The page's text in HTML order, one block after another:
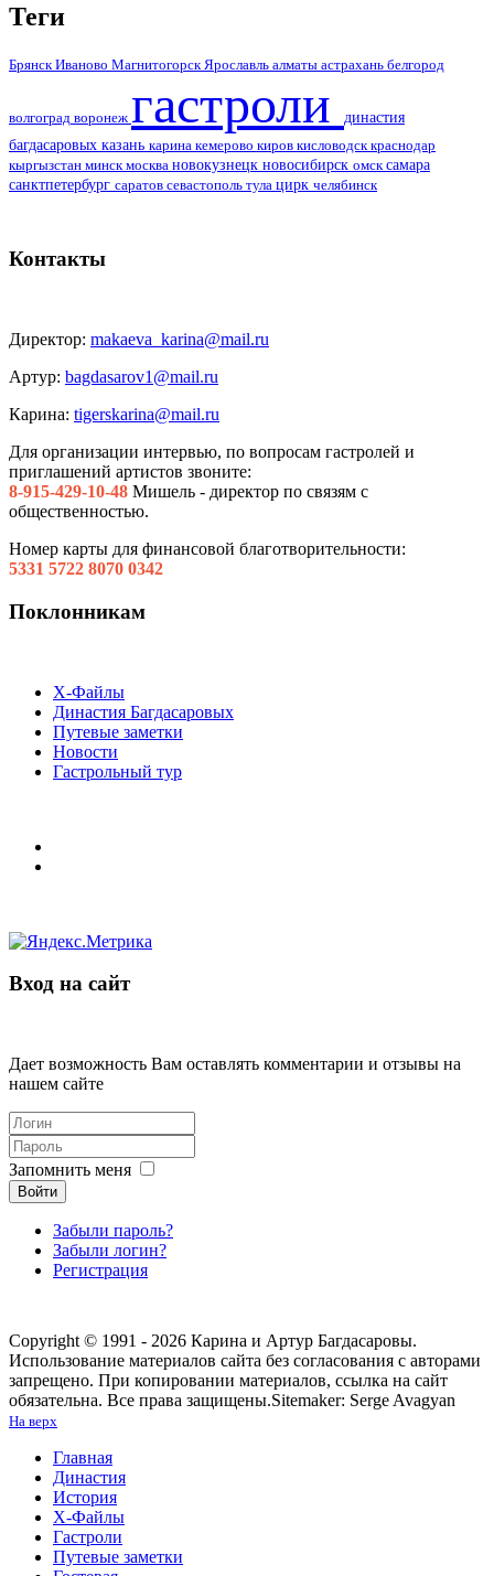
Теги
Брянск Иваново Магнитогорск Ярославль алматы астрахань белгород
волгоград воронеж гастроли
династия
багдасаровых казань карина кемерово киров кисловодск краснодар
кыргызстан минск москва новокузнецк новосибирск омск самара
санктпетербург саратов севастополь тула цирк челябинск
Контакты
Директор: makaeva_karina@mail.ru
Артур: bagdasarov1@mail.ru
Карина: tigerskarina@mail.ru
Для организации интервью, по вопросам гастролей и
приглашений артистов звоните:
8-915-429-10-48 Мишель - директор по связям с
общественностью.
Номер карты для финансовой благотворительности:
5331 5722 8070 0342
Поклонникам
Х-Файлы
Династия Багдасаровых
Путевые заметки
Новости
Гастрольный тур
Вход на сайт
Дает возможность Вам оставлять комментарии и отзывы на
нашем сайте
Запомнить меня
Войти
Забыли пароль?
Забыли логин?
Регистрация
Copyright © 1991 - 2026 Карина и Артур Багдасаровы.
Использование материалов сайта без согласования с авторами
запрещено. При копировании материалов, ссылка на сайт
обязательна. Все права защищены.Sitemaker: Serge Avagyan
На верх
Главная
Династия
История
Х-Файлы
Гастроли
Путевые заметки